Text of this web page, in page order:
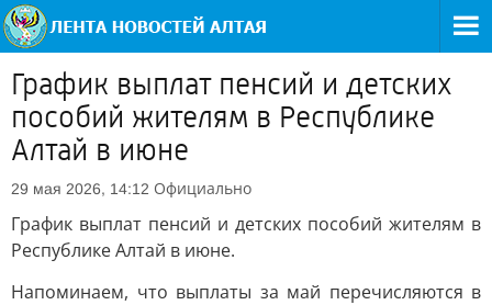
График выплат пенсий и детских
пособий жителям в Республике
Алтай в июне
29 мая 2026, 14:12 Официально
График выплат пенсий и детских пособий жителям в
Республике Алтай в июне.
Напоминаем, что выплаты за май перечисляются в